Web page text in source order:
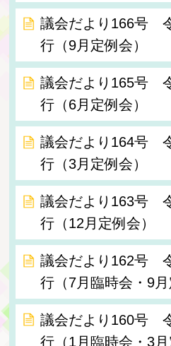
議会だより166号
行（9月定例会）
議会だより165号
行（6月定例会）
議会だより164号
行（3月定例会）
議会だより163号
行（12月定例会）
議会だより162号
行（7月臨時会・9月
議会だより160号
行（1月臨時会・3月